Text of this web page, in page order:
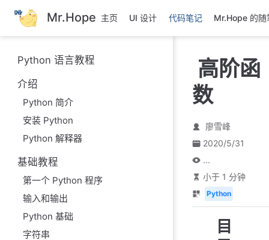
跳
至
主
內
容
Mr.Hope 主页 UI 设计 代码笔记 Mr.Hope 的随
Python 语言教程
介绍
Python 简介
安装 Python
Python 解释器
基础教程
第一个 Python 程序
输入和输出
Python 基础
字符串
高阶函
数
廖雪峰
2020/5/31
...
小于 1 分钟
Python
目